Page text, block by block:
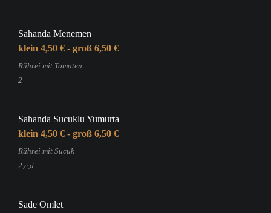
Sahanda Menemen
klein 4,50 € - groß 6,50 €
Rührei mit Tomaten
2
Sahanda Sucuklu Yumurta
klein 4,50 € - groß 6,50 €
Rührei mit Sucuk
2,c,d
Sade Omlet